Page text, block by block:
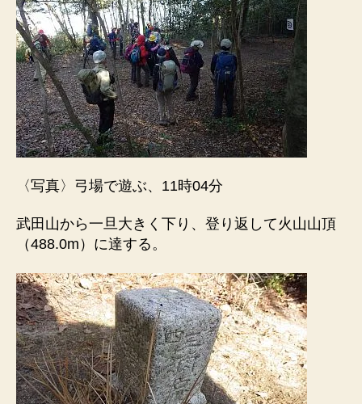
〈写真〉弓場で遊ぶ、11時04分
武田山から一旦大きく下り、登り返して火山山頂
（488.0m）に達する。